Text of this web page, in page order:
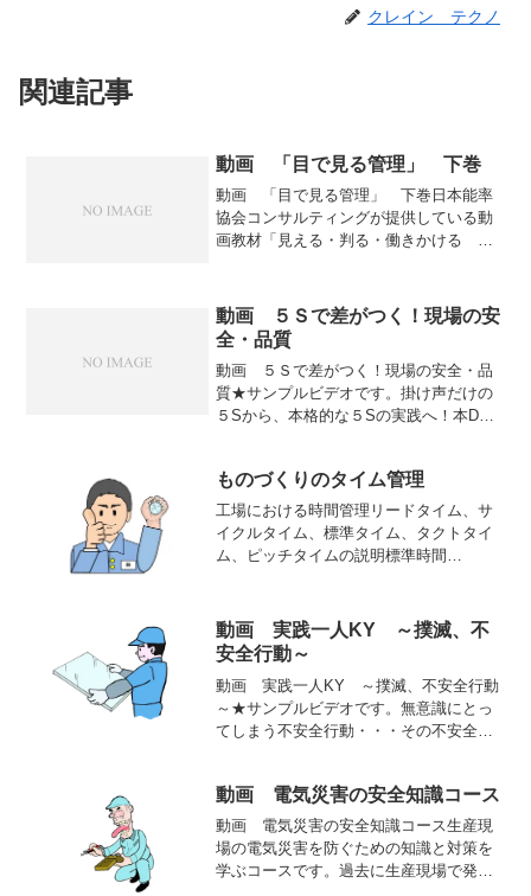
クレイン テクノ
関連記事
動画 「目で見る管理」 下巻
動画 「目で見る管理」 下巻日本能率
協会コンサルティングが提供している動
画教材「見える・判る・働きかける
は、品質・コスト・納期の追求を目指
し、つねに革新的な改善...
動画 ５Ｓで差がつく！現場の安
全・品質
動画 ５Ｓで差がつく！現場の安全・品
質★サンプルビデオです。掛け声だけの
５Sから、本格的な５Sの実践へ！本DVD
現場から、見せたくなる現場に変えるこ
とができます。
ものづくりのタイム管理
工場における時間管理リードタイム、サ
イクルタイム、標準タイム、タクトタイ
ム、ピッチタイムの説明標準時間
条件の基で必要な余裕を持ち、正常な...
動画 実践一人KY ～撲滅、不
安全行動～
動画 実践一人KY ～撲滅、不安全行動
～★サンプルビデオです。無意識にとっ
てしまう不安全行動・・・その不安全行
どのようにして不安全行動を撲滅させる
か？▼その答えが、ズ...
動画 電気災害の安全知識コース
動画 電気災害の安全知識コース生産現
場の電気災害を防ぐための知識と対策を
学ぶコースです。過去に生産現場で発生